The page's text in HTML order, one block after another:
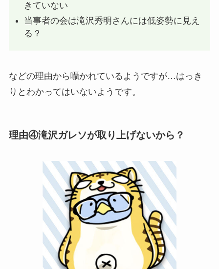
きていない
当事者の会は滝沢秀明さんには低姿勢に見え
る？
などの理由から囁かれているようですが…はっき
りとわかってはいないようです。
理由④滝沢ガレソが取り上げないから？